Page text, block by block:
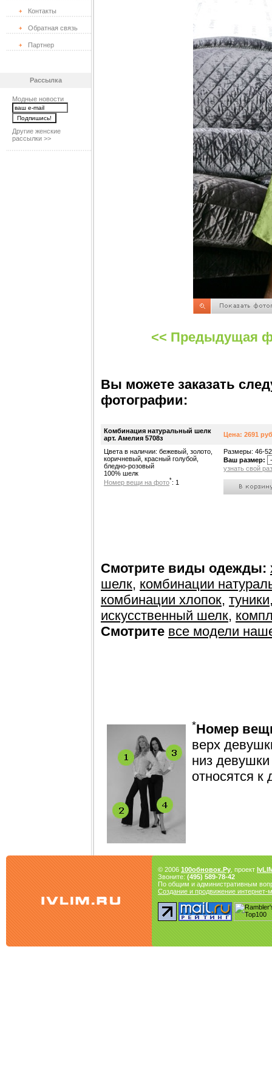
Контакты
Обратная связь
Партнер
Рассылка
Модные новости
Другие женские
рассылки >>
<< Предыдущая
Вы можете заказать
фотографии:
Комбинация натуральный шелк
арт. Амелия 5708з
Цена: 2691
Цвета в наличии: бежевый, золото,
коричневый, красный голубой,
бледно-розовый
100% шелк
Номер вещи на фото*: 1
Размеры: 46-52
Ваш размер:
узнать свой
Смотрите виды одежды:
шелк, комбинации
комбинации хлопок, туники
искусственный шелк,
Смотрите все модели
*Номер
верх
низ
относятся
© 2006 100обновок.Ру , проект
Звоните: (495) 589-78-42
По общим и административным
Создание и продвижение интернет-